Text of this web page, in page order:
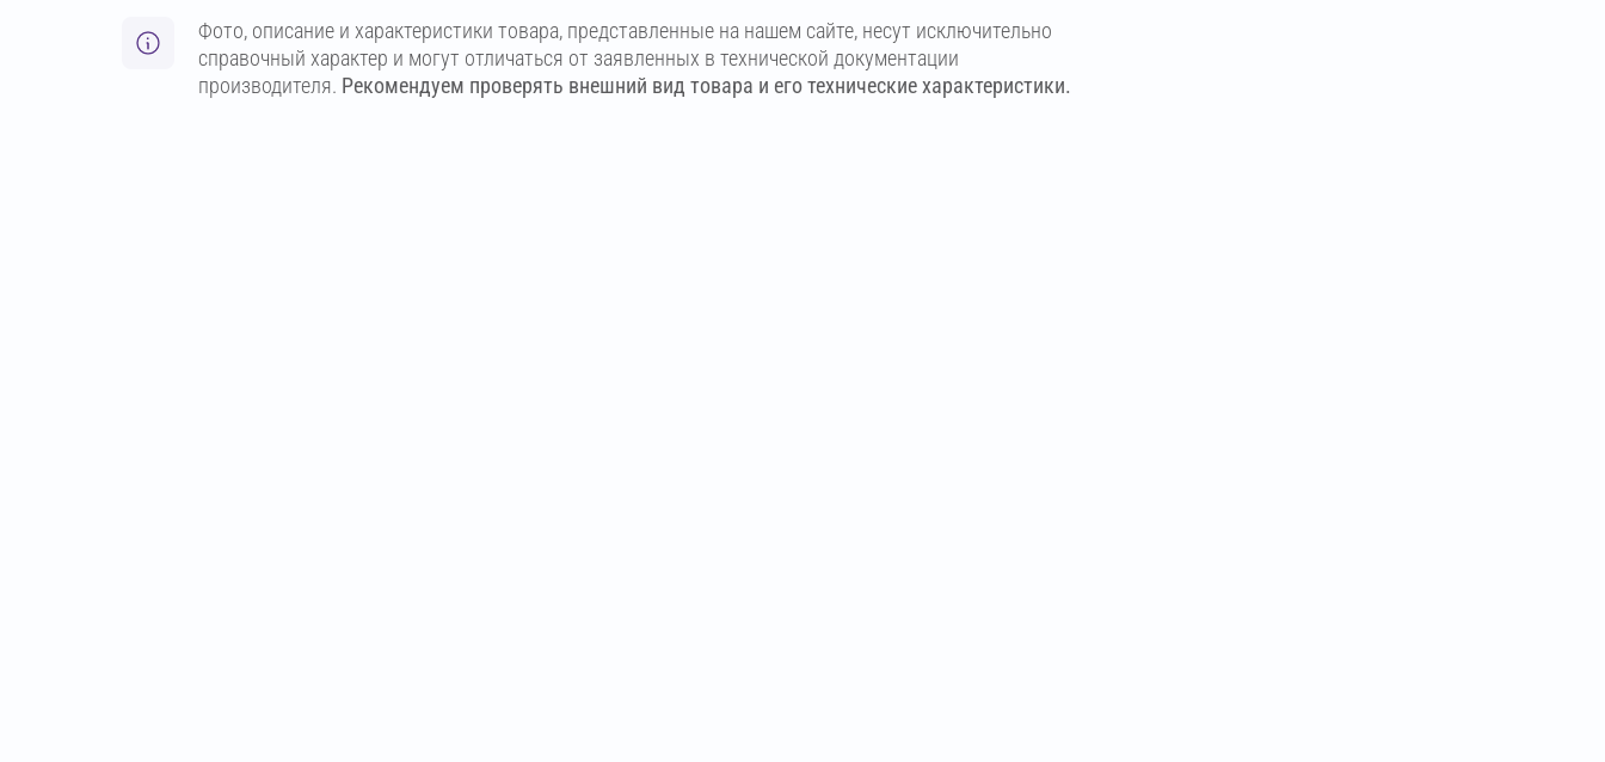
Фото, описание и характеристики товара, представленные на нашем сайте, несут исключительно
справочный характер и могут отличаться от заявленных в технической документации
производителя. Рекомендуем проверять внешний вид товара и его технические характеристики.